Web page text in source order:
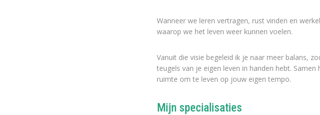
Wanneer we leren vertragen, rust vinden en
waarop we het leven weer kunnen voelen.
Vanuit die visie begeleid ik je naar meer balans,
teugels van je eigen leven in handen hebt.
ruimte om te leven op jouw eigen tempo.
Mijn specialisaties